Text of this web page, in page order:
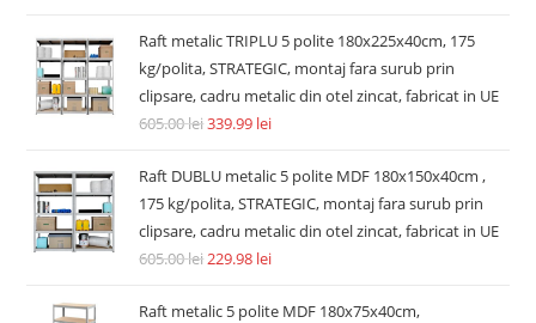
Raft metalic TRIPLU 5 polite 180x225x40cm, 175
kg/polita, STRATEGIC, montaj fara surub prin
clipsare, cadru metalic din otel zincat, fabricat in UE
605.00lei339.99 lei
Raft DUBLU metalic 5 polite MDF 180x150x40cm ,
175 kg/polita, STRATEGIC, montaj fara surub prin
clipsare, cadru metalic din otel zincat, fabricat in UE
605.00lei229.98 lei
Raft metalic 5 polite MDF 180x75x40cm,